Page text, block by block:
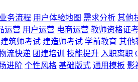
业务流程 用户体验地图 需求分析 其他
运营 用户运营 电商运营 教师资格证
建筑师考试 建造师考试 学前教育 其他
流快递 团建培训 技能提升 入职离职
进阶 个性风格 基础版式 通用模板 影